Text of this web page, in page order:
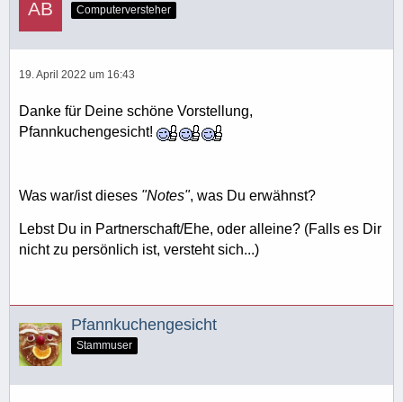
Computerversteher
19. April 2022 um 16:43
Danke für Deine schöne Vorstellung,
Pfannkuchengesicht!
Was war/ist dieses "Notes", was Du erwähnst?
Lebst Du in Partnerschaft/Ehe, oder alleine? (Falls es Dir
nicht zu persönlich ist, versteht sich...)
Pfannkuchengesicht
Stammuser